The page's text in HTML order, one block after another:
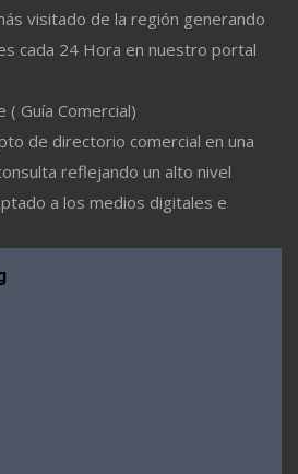
visitado de la región generando
cada 24 Hora en nuestro portal
Guía Comercial)
de directorio comercial en una
reflejando un alto nivel
a los medios digitales e